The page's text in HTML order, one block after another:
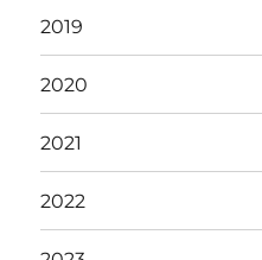
2019
2020
2021
2022